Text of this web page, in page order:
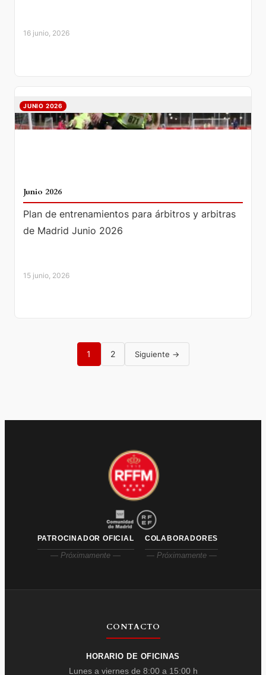
16 junio, 2026
JUNIO 2026
Junio 2026
Plan de entrenamientos para árbitros y arbitras
de Madrid Junio 2026
15 junio, 2026
1 2 Siguiente →
PATROCINADOR OFICIAL
— Próximamente —
COLABORADORES
— Próximamente —
CONTACTO
HORARIO DE OFICINAS
Lunes a viernes de 8:00 a 15:00 h